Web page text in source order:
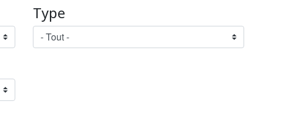
Type